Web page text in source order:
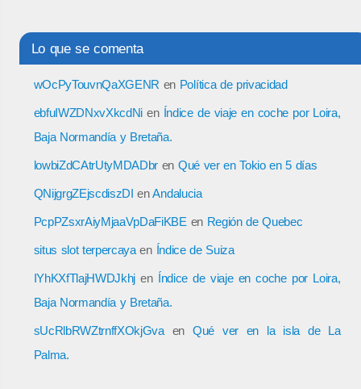
Lo que se comenta
wOcPyTouvnQaXGENR en Política de privacidad
ebfuIWZDNxvXkcdNi en Índice de viaje en coche por Loira,
Baja Normandía y Bretaña.
lowbiZdCAtrUtyMDADbr en Qué ver en Tokio en 5 días
QNijgrgZEjscdiszDI enAndalucia
PcpPZsxrAiyMjaaVpDaFiKBE en Región de Quebec
situs slot terpercayaen Índice de Suiza
IYhKXfTlajHWDJkhj en Índice de viaje en coche por Loira,
Baja Normandía y Bretaña.
sUcRlbRWZtrnffXOkjGvaen Qué ver en la isla de La
Palma.